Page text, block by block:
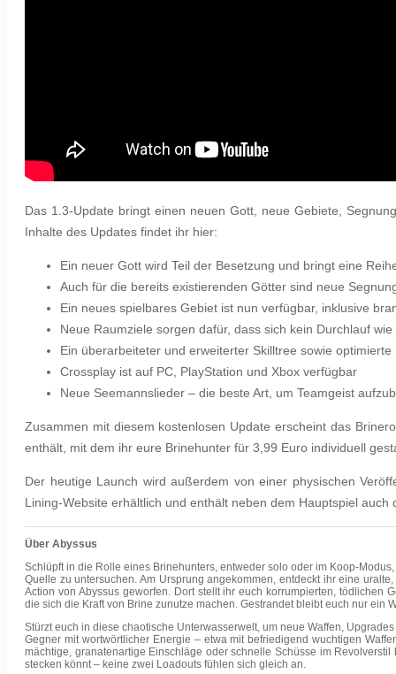
Das 1.3-Update bringt einen neuen Gott, neue Gebiete,
Inhalte des Updates findet ihr hier:
Ein neuer Gott wird Teil der Besetzung und bringt eine
Auch für die bereits existierenden Götter sind neue
Ein neues spielbares Gebiet ist nun verfügbar, inklusive
Neue Raumziele sorgen dafür, dass sich kein Durchlauf
Ein überarbeiteter und erweiterter Skilltree sowie
Crossplay ist auf PC, PlayStation und Xbox verfügbar
Neue Seemannslieder – die beste Art, um Teamgeist
Zusammen mit diesem kostenlosen Update erscheint das
enthält, mit dem ihr eure Brinehunter für 3,99 Euro individuell
Der heutige Launch wird außerdem von einer physischen
Lining-Website erhältlich und enthält neben dem Hauptspiel
Über Abyssus
Schlüpft in die Rolle eines Brinehunters, entweder solo oder im Koop-
Quelle zu untersuchen. Am Ursprung angekommen, entdeckt ihr eine
Action von Abyssus geworfen. Dort stellt ihr euch korrumpierten, tödlichen
die sich die Kraft von Brine zunutze machen. Gestrandet bleibt euch nur ein
Stürzt euch in diese chaotische Unterwasserwelt, um neue Waffen,
Gegner mit wortwörtlicher Energie – etwa mit befriedigend wuchtigen
mächtige, granatenartige Einschläge oder schnelle Schüsse im
stecken könnt – keine zwei Loadouts fühlen sich gleich an.